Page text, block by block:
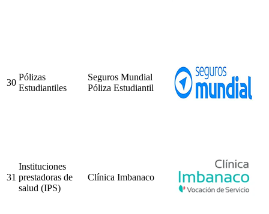
30
Pólizas
Estudiantiles
Seguros Mundial
Póliza Estudiantil
31
Instituciones
prestadoras de
salud (IPS)
Clínica Imbanaco